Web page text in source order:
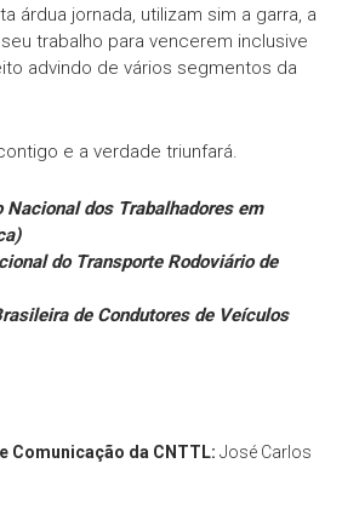
árdua jornada, utilizam sim a garra, a
trabalho para vencerem inclusive
advindo de vários segmentos da
e a verdade triunfará.
Nacional dos Trabalhadores em
do Transporte Rodoviário de
de Condutores de Veículos
Comunicação da CNTTL: José Carlos